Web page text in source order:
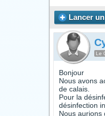
Lancer un
Le
Bonjour
Nous avons
de calais.
Pour la
désinfection
Nous aurions